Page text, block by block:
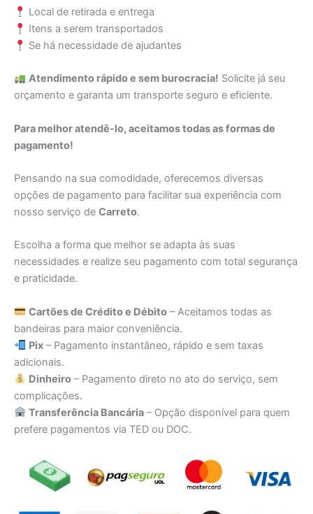
Local de retirada e entrega
Itens a serem transportados
Se há necessidade de ajudantes
Atendimento rápido e sem burocracia! Solicite já seu
orçamento e garanta um transporte seguro e eficiente.
Para melhor atendê-lo, aceitamos todas as formas de
pagamento!
Pensando na sua comodidade, oferecemos diversas
opções de pagamento para facilitar sua experiência com
nosso serviço de Carreto.
Escolha a forma que melhor se adapta às suas
necessidades e realize seu pagamento com total segurança
e praticidade.
Cartões de Crédito e Débito– Aceitamos todas as
bandeiras para maior conveniência.
Pix– Pagamento instantâneo, rápido e sem taxas
adicionais.
Dinheiro– Pagamento direto no ato do serviço, sem
complicações.
Transferência Bancária– Opção disponível para quem
prefere pagamentos via TED ou DOC.